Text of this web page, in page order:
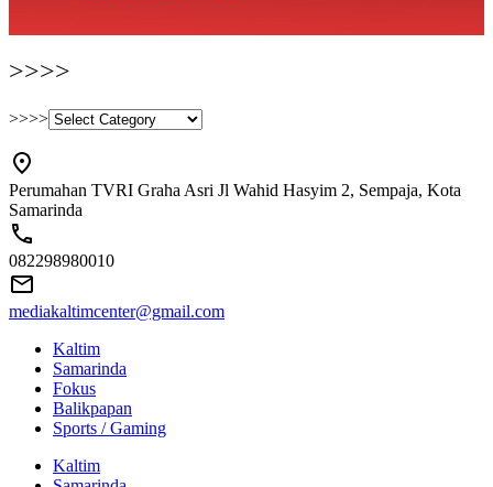
>>>>
>>>>
Perumahan TVRI Graha Asri Jl Wahid Hasyim 2, Sempaja, Kota
Samarinda
082298980010
mediakaltimcenter@gmail.com
Kaltim
Samarinda
Fokus
Balikpapan
Sports / Gaming
Kaltim